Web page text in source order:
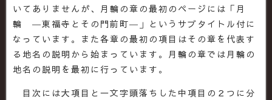
いてありませんが、月輪の章の最初のページには「月
輪 ―東福寺とその門前町―」というサブタイトル付に
なっています。また各章の最初の項目はその章を代表す
る地名の説明から始まっています。月輪の章では月輪の
地名の説明を最初に行っています。
目次には大項目と一文字頭落ちした中項目の２つに分